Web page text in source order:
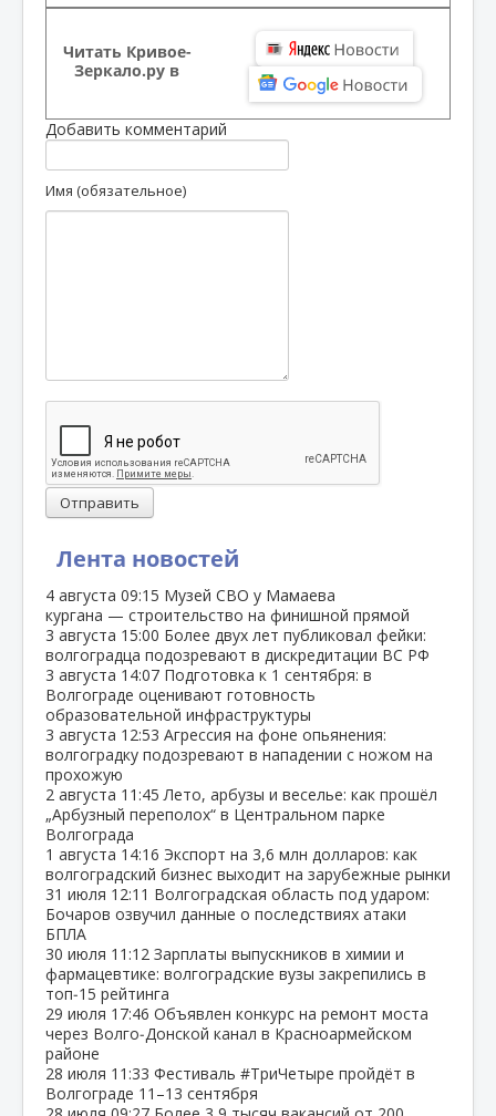
Лента новостей
4 августа 09:15 Музей СВО у Мамаева
кургана — строительство на финишной прямой
3 августа 15:00 Более двух лет публиковал фейки:
волгоградца подозревают в дискредитации ВС РФ
3 августа 14:07 Подготовка к 1 сентября: в
Волгограде оценивают готовность
образовательной инфраструктуры
3 августа 12:53 Агрессия на фоне опьянения:
волгоградку подозревают в нападении с ножом на
прохожую
2 августа 11:45 Лето, арбузы и веселье: как прошёл
„Арбузный переполох“ в Центральном парке
Волгограда
1 августа 14:16 Экспорт на 3,6 млн долларов: как
волгоградский бизнес выходит на зарубежные рынки
31 июля 12:11 Волгоградская область под ударом:
Бочаров озвучил данные о последствиях атаки
БПЛА
30 июля 11:12 Зарплаты выпускников в химии и
фармацевтике: волгоградские вузы закрепились в
топ‑15 рейтинга
29 июля 17:46 Объявлен конкурс на ремонт моста
через Волго‑Донской канал в Красноармейском
районе
28 июля 11:33 Фестиваль #ТриЧетыре пройдёт в
Волгограде 11–13 сентября
Читать Кривое-
Зеркало.ру в
Добавить комментарий
Имя (обязательное)
Отправить